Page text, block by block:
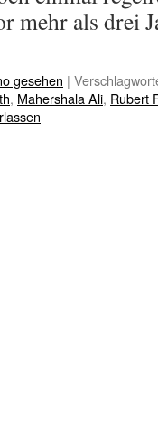
mehr als drei
gesehen |
, Mahershala Ali, Rubert